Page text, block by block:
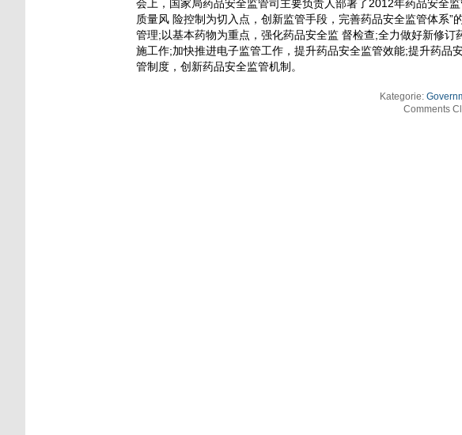
会上，国家局药品安全监管司主要负责人部署了2012年药品安全
质量风 险控制为切入点，创新监管手段，完善药品安全监管体系
管理;以基本药物为重点，强化药品安全监 督检查;全力做好新修
施工作;加快推进电子监管工作，提升药品安全监管效能;提升药品
管制度，创新药品安全监管机制。
Kategorie:
Comments